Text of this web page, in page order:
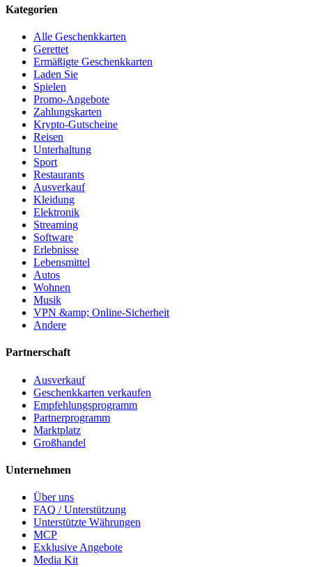
Kategorien
Alle Geschenkkarten
Gerettet
Ermäßigte Geschenkkarten
Laden Sie
Spielen
Promo-Angebote
Zahlungskarten
Krypto-Gutscheine
Reisen
Unterhaltung
Sport
Restaurants
Ausverkauf
Kleidung
Elektronik
Streaming
Software
Erlebnisse
Lebensmittel
Autos
Wohnen
Musik
VPN &amp; Online-Sicherheit
Andere
Partnerschaft
Ausverkauf
Geschenkkarten verkaufen
Empfehlungsprogramm
Partnerprogramm
Marktplatz
Großhandel
Unternehmen
Über uns
FAQ / Unterstützung
Unterstützte Währungen
MCP
Exklusive Angebote
Media Kit